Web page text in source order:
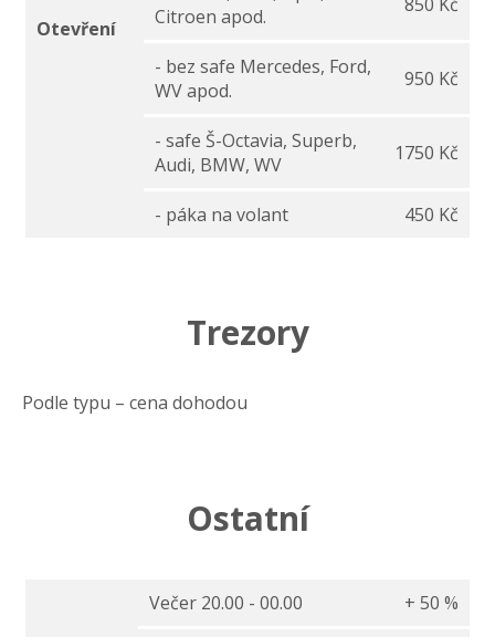
Otevření
Citroen apod.
- bez safe Mercedes, Ford,
WV apod.
950 Kč
- safe Š-Octavia, Superb,
Audi, BMW, WV
1750 Kč
- páka na volant 450 Kč
Trezory
Podle typu – cena dohodou
Ostatní
Večer 20.00 - 00.00 + 50 %